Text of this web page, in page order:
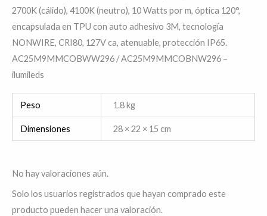
2700K (cálido), 4100K (neutro), 10 Watts por m, óptica 120°,
encapsulada en TPU con auto adhesivo 3M, tecnología
NONWIRE, CRI80, 127V ca, atenuable, protección IP65.
AC25M9MMCOBWW296 / AC25M9MMCOBNW296 –
ilumileds
Peso 1.8 kg
Dimensiones 28 × 22 × 15 cm
No hay valoraciones aún.
Solo los usuarios registrados que hayan comprado este
producto pueden hacer una valoración.